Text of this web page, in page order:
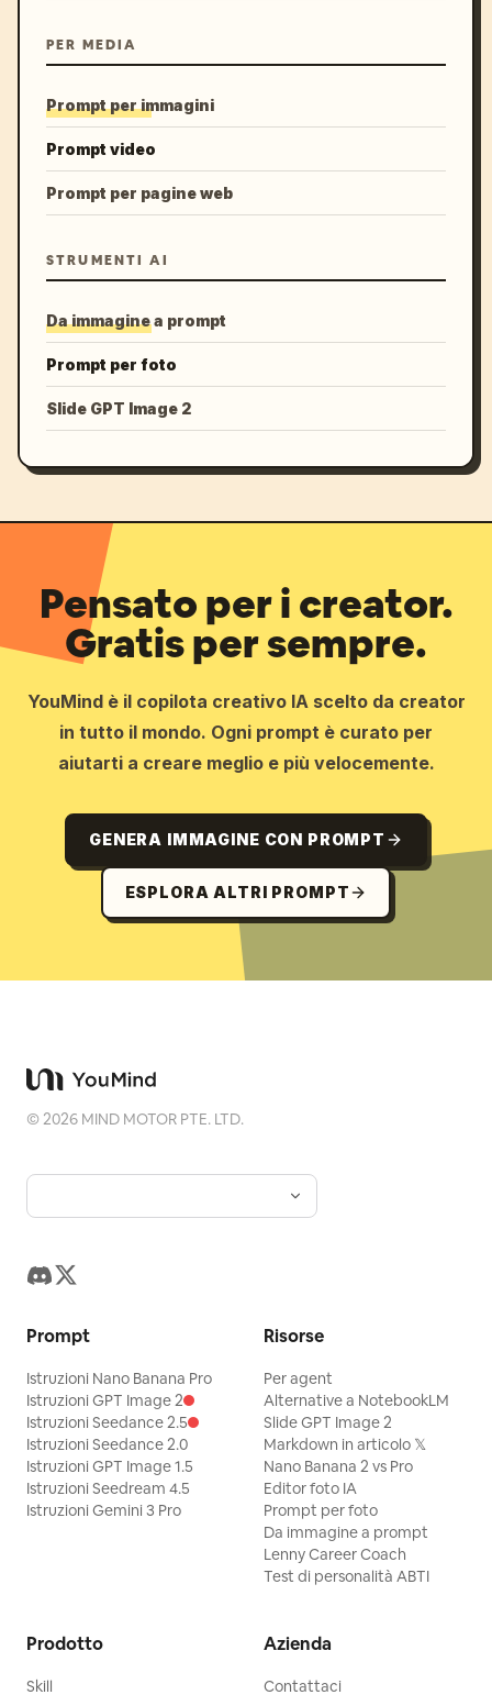
PER MEDIA
Prompt per immagini
Prompt video
Prompt per pagine web
STRUMENTI AI
Da immagine a prompt
Prompt per foto
Slide GPT Image 2
Pensato per i creator.
Gratis per sempre.
YouMind è il copilota creativo IA scelto da creator
in tutto il mondo. Ogni prompt è curato per
aiutarti a creare meglio e più velocemente.
GENERA IMMAGINE CON PROMPT
ESPLORA ALTRI PROMPT
©2026 MIND MOTOR PTE. LTD.
Prompt
Istruzioni Nano Banana Pro
Istruzioni GPT Image 2
Istruzioni Seedance 2.5
Istruzioni Seedance 2.0
Istruzioni GPT Image 1.5
Istruzioni Seedream 4.5
Istruzioni Gemini 3 Pro
Risorse
Per agent
Alternative a NotebookLM
Slide GPT Image 2
Markdown in articolo 𝕏
Nano Banana 2 vs Pro
Editor foto IA
Prompt per foto
Da immagine a prompt
Lenny Career Coach
Test di personalità ABTI
Prodotto
Skill
Azienda
Contattaci